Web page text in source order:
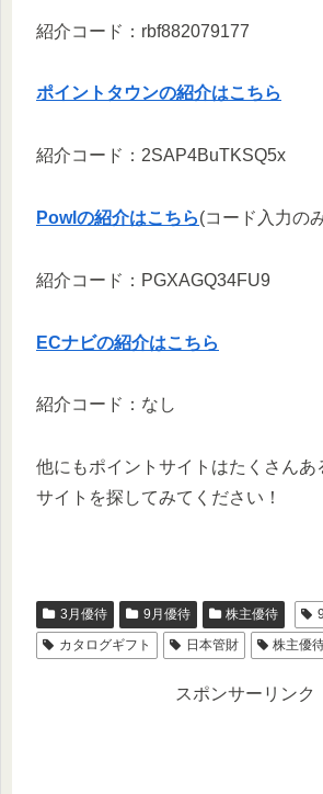
紹介コード：rbf882079177
ポイントタウンの紹介はこちら
紹介コード：2SAP4BuTKSQ5x
Powlの紹介はこちら(コード入力の
紹介コード：PGXAGQ34FU9
ECナビの紹介はこちら
紹介コード：なし
他にもポイントサイトはたくさんあ
サイトを探してみてください！
3月優待 9月優待 株主優待
カタログギフト
日本管財 株主優
スポンサーリンク